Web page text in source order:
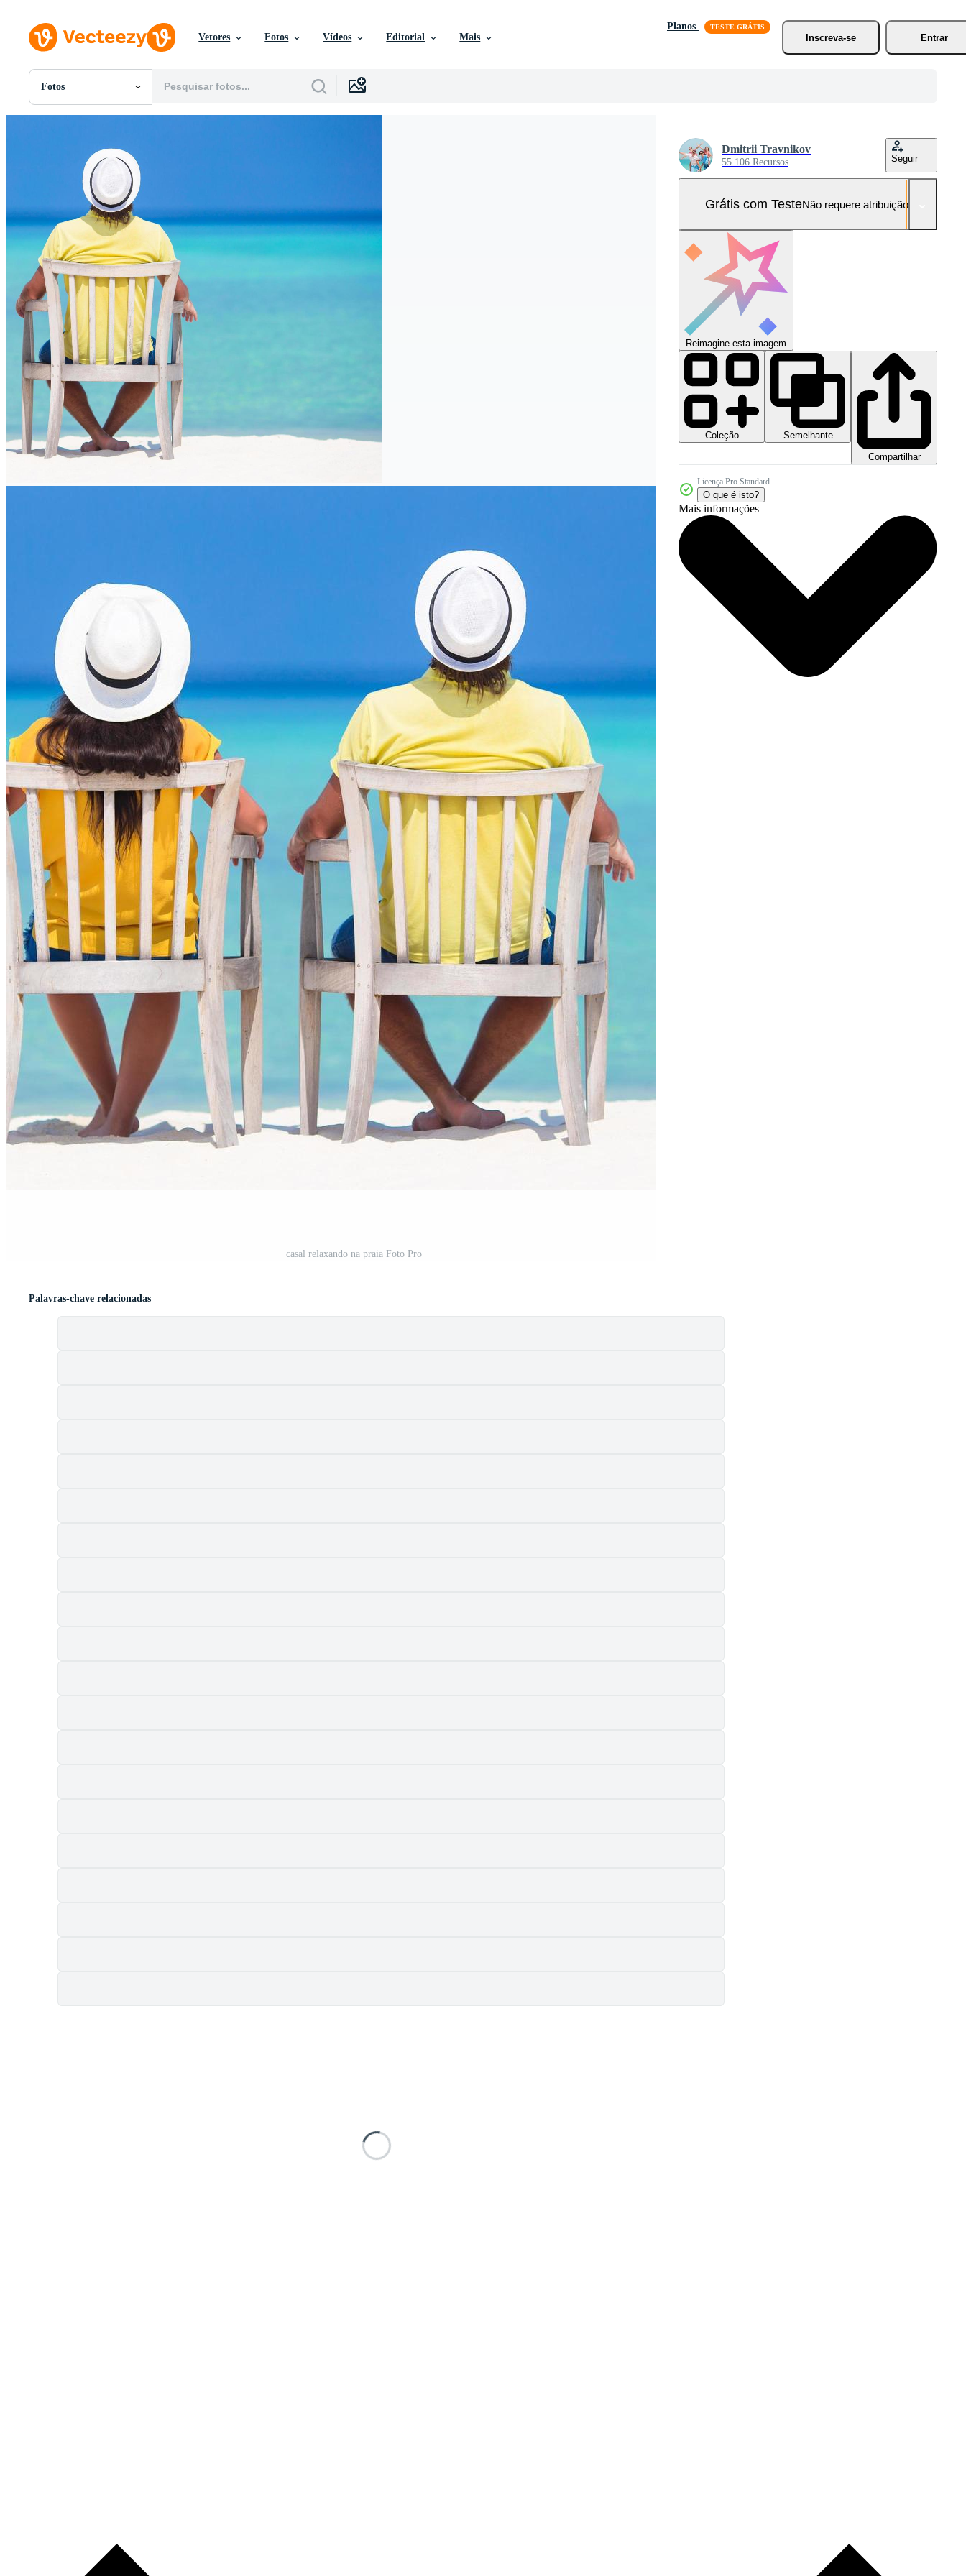
Vetores Fotos Vídeos Editorial Mais
Planos
Inscreva-se
Entrar
Fotos
Todas Imagens
Modelos
Vetores
Videos
Motion graphics
Imagens Editoriais
Eventos Editoriais
casal relaxando na praia Foto Pro
Dmitrii Travnikov
55.106 Recursos Seguir
Grátis com TesteNão requere atribuição!
Reimagine esta imagem
Coleção
Semelhante
Compartilhar
Licença Pro Standard
O que é isto?
Mais informações
Palavras-chave relacionadas